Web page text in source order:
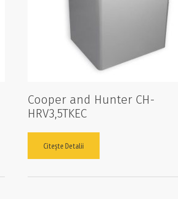
Cooper and Hunter CH-
HRV3,5TKEC
Citește Detalii